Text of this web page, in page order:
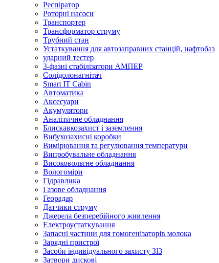
Респіратор
Роторні насоси
Транспортер
Трансформатор струму
Трубний стан
Устаткування для автозаправних станцій, нафтобаз
ударний тестер
3-фазні стабілізатори АМПЕР
Cолідолонагнітач
Smart IT Cabin
Автоматика
Аксесуари
Акумулятори
Аналітичне обладнання
Блискавкозахист і заземлення
Вибухозахисні коробки
Вимірювання та регулювання температури
Випробувальне обладнання
Високовольтне обладнання
Вологоміри
Гідравлика
Газове обладнання
Георадар
Датчики струму
Джерела безперебійного живлення
Електроустаткування
Запасні частини для гомогенізаторів молока
Зарядні пристрої
Засоби індивідуального захисту ЗІЗ
Затвори дискові